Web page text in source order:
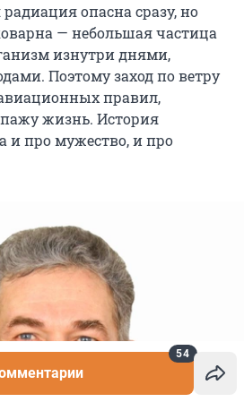
54
опасна сразу, но
— небольшая частица
изнутри днями,
Поэтому заход по ветру
правил,
жизнь. История
и про мужество, и про